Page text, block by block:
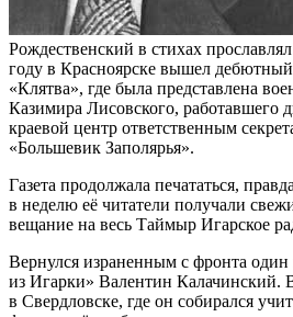
Рождественский в стихах
году в Красноярске вышел
«Клятва», где была представлена
Казимира Лисовского, работавшего
краевой центр ответственным
«Большевик Заполярья».
Газета продолжала печататься,
в неделю её читатели получали
вещание на весь Таймыр Игарское
Вернулся израненным с фронта
из Игарки» Валентин Калачинский.
в Свердловске, где он собирался